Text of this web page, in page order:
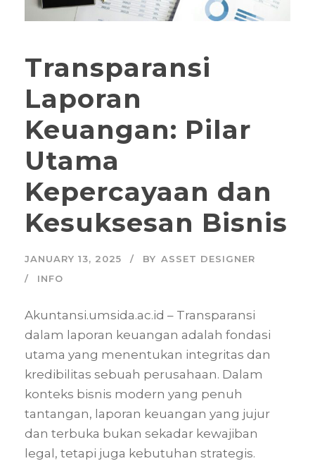
Transparansi
Laporan
Keuangan: Pilar
Utama
Kepercayaan dan
Kesuksesan Bisnis
JANUARY 13, 2025 BY ASSET DESIGNER
INFO
Akuntansi.umsida.ac.id – Transparansi
dalam laporan keuangan adalah fondasi
utama yang menentukan integritas dan
kredibilitas sebuah perusahaan. Dalam
konteks bisnis modern yang penuh
tantangan, laporan keuangan yang jujur
dan terbuka bukan sekadar kewajiban
legal, tetapi juga kebutuhan strategis.